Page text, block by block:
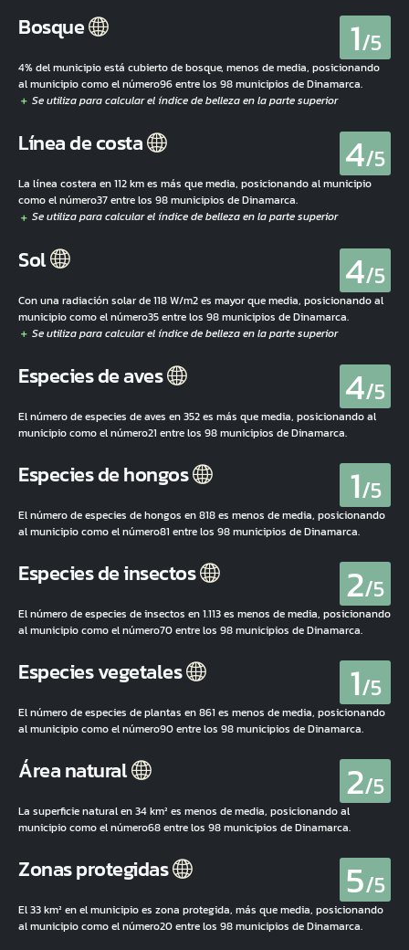
Bosque 1/5
4% del municipio está cubierto de bosque, menos de media, posicionando
al municipio como el número96 entre los 98 municipios de Dinamarca.
Línea de costa 4/5
La línea costera en 112 km es más que media, posicionando al municipio
como el número37 entre los 98 municipios de Dinamarca.
Sol 4/5
Con una radiación solar de 118 W/m2 es mayor que media, posicionando al
municipio como el número35 entre los 98 municipios de Dinamarca.
Especies de aves 4/5
El número de especies de aves en 352 es más que media, posicionando al
municipio como el número21 entre los 98 municipios de Dinamarca.
Especies de hongos 1/5
El número de especies de hongos en 818 es menos de media, posicionando
al municipio como el número81 entre los 98 municipios de Dinamarca.
Especies de insectos 2/5
El número de especies de insectos en 1.113 es menos de media, posicionando
al municipio como el número70 entre los 98 municipios de Dinamarca.
Especies vegetales 1/5
El número de especies de plantas en 861 es menos de media, posicionando
al municipio como el número90 entre los 98 municipios de Dinamarca.
Área natural 2/5
La superficie natural en 34 km² es menos de media, posicionando al
municipio como el número68 entre los 98 municipios de Dinamarca.
Zonas protegidas 5/5
El 33 km² en el municipio es zona protegida, más que media, posicionando
al municipio como el número20 entre los 98 municipios de Dinamarca.